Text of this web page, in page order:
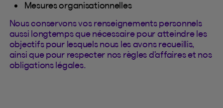
Mesures organisationnelles
Nous conservons vos renseignements personnels
aussi longtemps que nécessaire pour atteindre les
objectifs pour lesquels nous les avons recueillis,
ainsi que pour respecter nos règles d’affaires et nos
obligations légales.